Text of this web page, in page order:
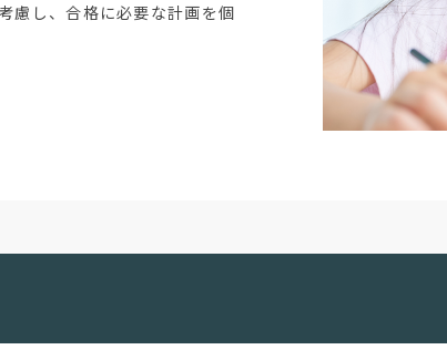
慮し、合格に必要な計画を個